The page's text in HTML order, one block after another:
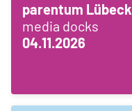
parentum Lübeck
media docks
04.11.2026